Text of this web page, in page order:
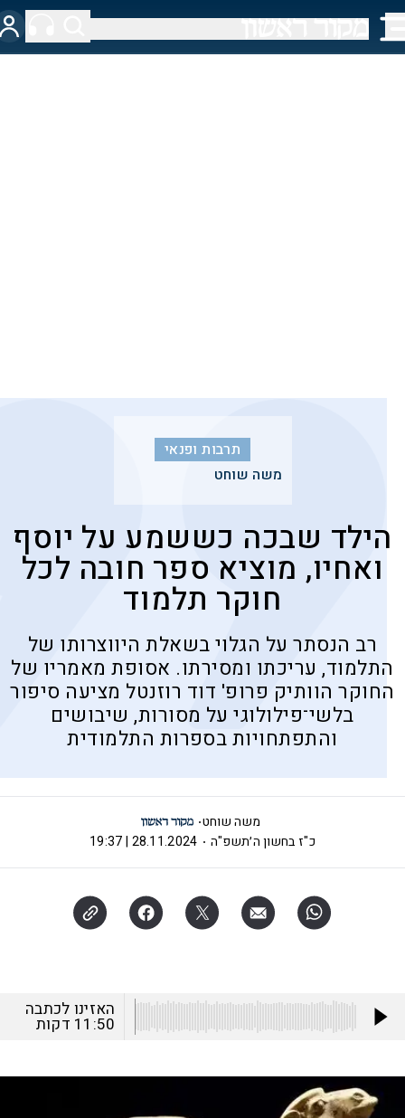
תרבות ופנאי
משה שוחט
הילד שבכה כששמע על יוסף
ואחיו, מוציא ספר חובה לכל
חוקר תלמוד
רב הנסתר על הגלוי בשאלת היווצרותו של
התלמוד, עריכתו ומסירתו. אסופת מאמריו של
החוקר הוותיק פרופ' דוד רוזנטל מציעה סיפור
בלשי־פילולוגי על מסורות, שיבושים
והתפתחויות בספרות התלמודית
משה שוחט
כ"ז בחשון ה׳תשפ"ה
28.11.2024 | 19:37
האזינו לכתבה
11:50 דקות